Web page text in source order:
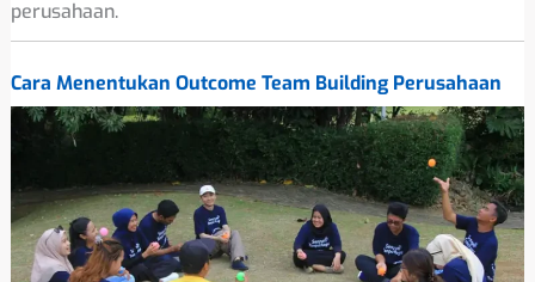
perusahaan.
Cara Menentukan Outcome Team Building Perusahaan